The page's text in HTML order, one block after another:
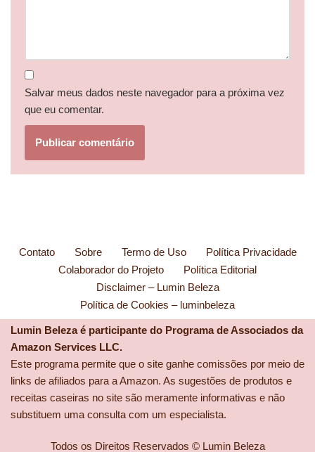
Salvar meus dados neste navegador para a próxima vez
que eu comentar.
Contato Sobre Termo de Uso
Política Privacidade
Colaborador do Projeto
Política Editorial
Disclaimer – Lumin Beleza
Política de Cookies – luminbeleza
Lumin Beleza é participante do Programa de Associados da
Amazon Services LLC.
Este programa permite que o site ganhe comissões por meio de
links de afiliados para a Amazon. As sugestões de produtos e
receitas caseiras no site são meramente informativas e não
substituem uma consulta com um especialista.
Todos os Direitos Reservados © Lumin Beleza